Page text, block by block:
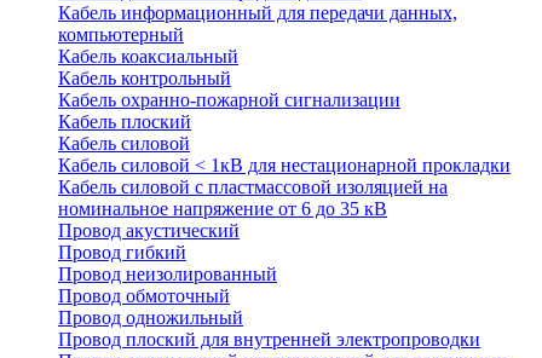
Кабель информационный для передачи данных,
компьютерный
Кабель коаксиальный
Кабель контрольный
Кабель охранно-пожарной сигнализации
Кабель плоский
Кабель силовой
Кабель силовой < 1кВ для нестационарной прокладки
Кабель силовой с пластмассовой изоляцией на
номинальное напряжение от 6 до 35 кВ
Провод акустический
Провод гибкий
Провод неизолированный
Провод обмоточный
Провод одножильный
Провод плоский для внутренней электропроводки